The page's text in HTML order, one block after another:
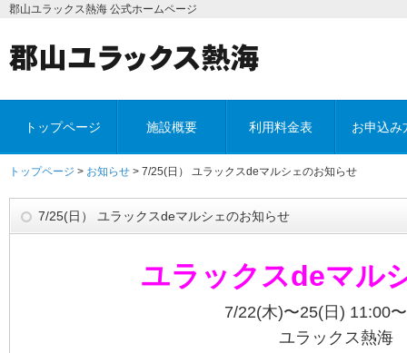
郡山ユラックス熱海 公式ホームページ
トップページ 施設概要 利用料金表 お申込み
トップページ > お知らせ > 7/25(日） ユラックスdeマルシェのお知らせ
7/25(日） ユラックスdeマルシェのお知らせ
ユラックスdeマル
7/22(木)〜25(日) 11:00
ユラックス熱海